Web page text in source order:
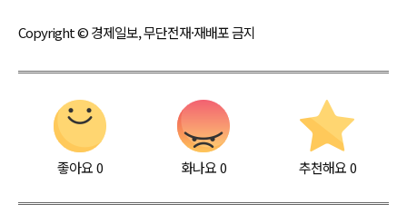
Copyright © 경제일보, 무단전재·재배포 금지
좋아요0 화나요0 추천해요 0